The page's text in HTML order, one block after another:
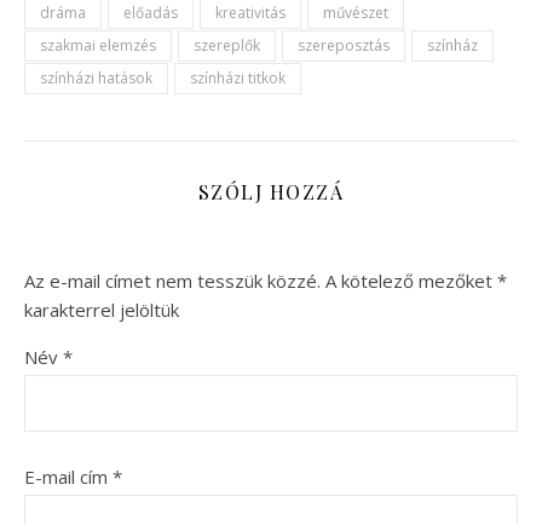
dráma előadás kreativitás
művészet
szakmai elemzés
szereplők szereposztás
színház
színházi hatások
színházi titkok
SZÓLJ HOZZÁ
Az e-mail címet nem tesszük közzé. A kötelező mezőket *
karakterrel jelöltük
Név *
E-mail cím *